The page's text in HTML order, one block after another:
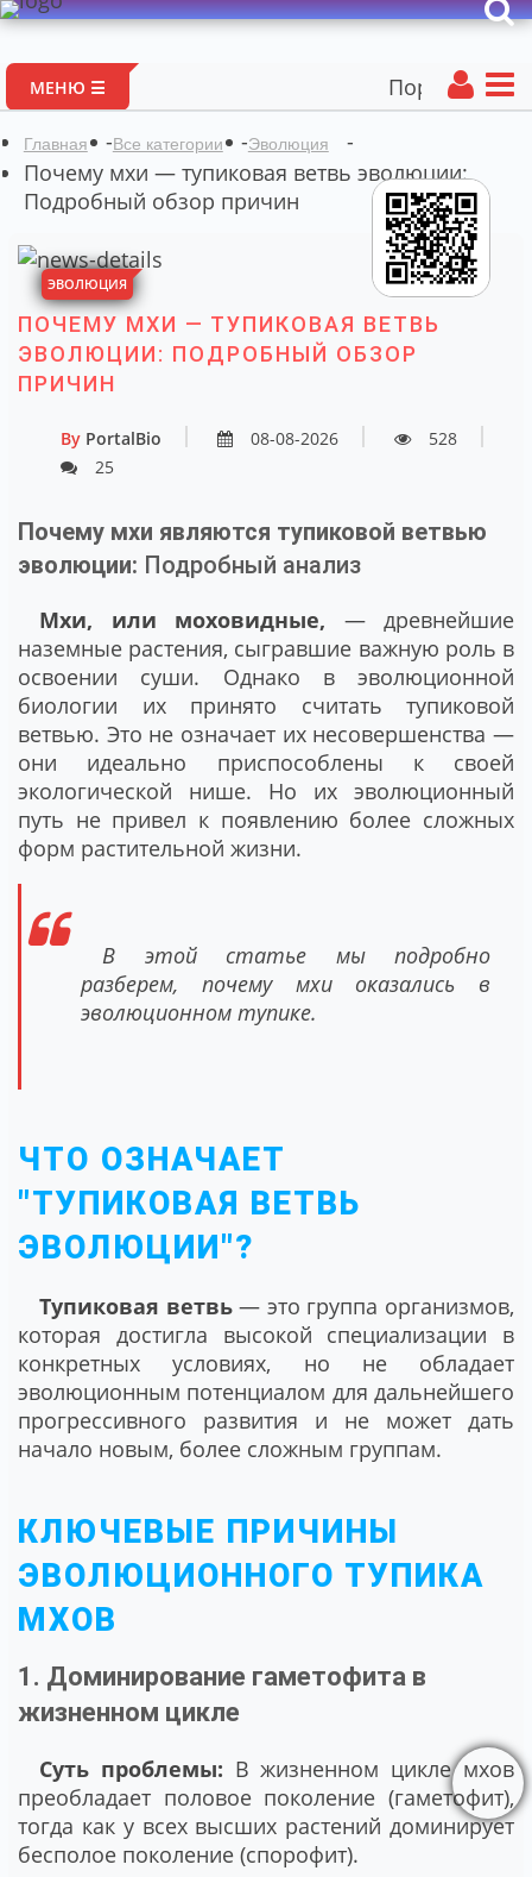
МЕНЮ ☰ Портал авторских
Главная -Все категории -Эволюция
-
Почему мхи — тупиковая ветвь эволюции:
Подробный обзор причин
ЭВОЛЮЦИЯ
ПОЧЕМУ МХИ — ТУПИКОВАЯ ВЕТВЬ
ЭВОЛЮЦИИ: ПОДРОБНЫЙ ОБЗОР
ПРИЧИН
By PortalBio 08-08-2026
528
25
Почему мхи являются тупиковой ветвью
эволюции: Подробный анализ
Мхи, или моховидные, — древнейшие
наземные растения, сыгравшие важную роль в
освоении суши. Однако в эволюционной
биологии их принято считать тупиковой
ветвью. Это не означает их несовершенства —
они идеально приспособлены к своей
экологической нише. Но их эволюционный
путь не привел к появлению более сложных
форм растительной жизни.
В этой статье мы подробно
разберем, почему мхи оказались в
эволюционном тупике.
ЧТО ОЗНАЧАЕТ
"ТУПИКОВАЯ ВЕТВЬ
ЭВОЛЮЦИИ"?
Тупиковая ветвь— это группа организмов,
которая достигла высокой специализации в
конкретных условиях, но не обладает
эволюционным потенциалом для дальнейшего
прогрессивного развития и не может дать
начало новым, более сложным группам.
КЛЮЧЕВЫЕ ПРИЧИНЫ
ЭВОЛЮЦИОННОГО ТУПИКА
МХОВ
1. Доминирование гаметофита в
жизненном цикле
Суть проблемы: В жизненном цикле мхов
преобладает половое поколение (гаметофит),
тогда как у всех высших растений доминирует
бесполое поколение (спорофит).